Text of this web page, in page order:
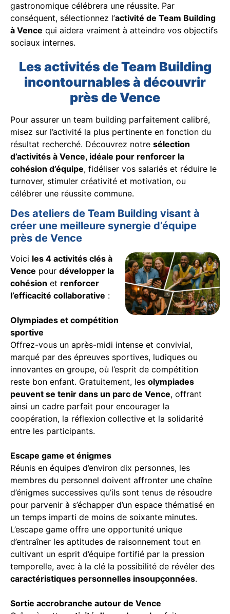
gastronomique célébrera une réussite. Par
conséquent, sélectionnez l’activité de Team Building
à Vence qui aidera vraiment à atteindre vos objectifs
sociaux internes.
Les activités de Team Building
incontournables à découvrir
près de Vence
Pour assurer un team building parfaitement calibré,
misez sur l’activité la plus pertinente en fonction du
résultat recherché. Découvrez notre sélection
d’activités à Vence, idéale pour renforcer la
cohésion d’équipe, fidéliser vos salariés et réduire le
turnover, stimuler créativité et motivation, ou
célébrer une réussite commune.
Des ateliers de Team Building visant à
créer une meilleure synergie d’équipe
près de Vence
Voici les 4 activités clés à
Vence pour développer la
cohésion et renforcer
l’efficacité collaborative :
Olympiades et compétition
sportive
Offrez-vous un après-midi intense et convivial,
marqué par des épreuves sportives, ludiques ou
innovantes en groupe, où l’esprit de compétition
reste bon enfant. Gratuitement, les olympiades
peuvent se tenir dans un parc de Vence, offrant
ainsi un cadre parfait pour encourager la
coopération, la réflexion collective et la solidarité
entre les participants.
Escape game et énigmes
Réunis en équipes d’environ dix personnes, les
membres du personnel doivent affronter une chaîne
d’énigmes successives qu’ils sont tenus de résoudre
pour parvenir à s’échapper d’un espace thématisé en
un temps imparti de moins de soixante minutes.
L’escape game offre une opportunité unique
d’entraîner les aptitudes de raisonnement tout en
cultivant un esprit d’équipe fortifié par la pression
temporelle, avec à la clé la possibilité de révéler des
caractéristiques personnelles insoupçonnées.
Sortie accrobranche autour de Vence